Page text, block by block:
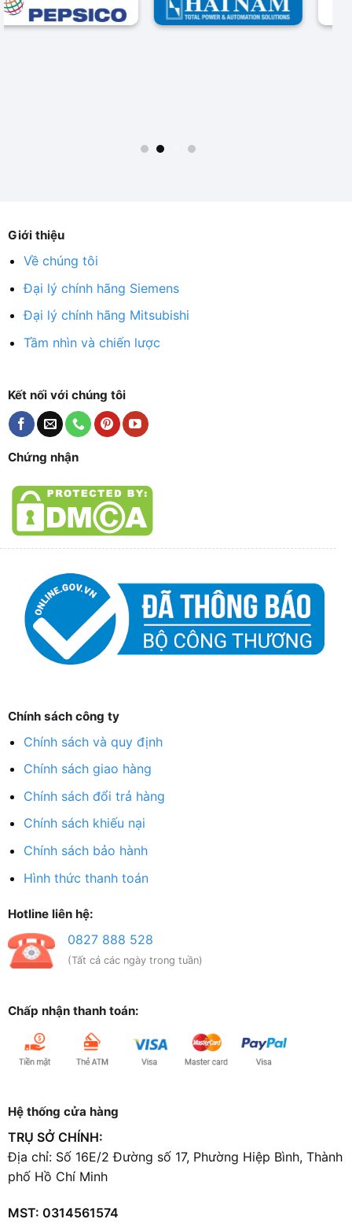
Giới thiệu
Về chúng tôi
Đại lý chính hãng Siemens
Đại lý chính hãng Mitsubishi
Tầm nhìn và chiến lược
Kết nối với chúng tôi
Chứng nhận
Chính sách công ty
Chính sách và quy định
Chính sách giao hàng
Chính sách đổi trả hàng
Chính sách khiếu nại
Chính sách bảo hành
Hình thức thanh toán
Hotline liên hệ:
0827 888 528
(Tất cả các ngày trong tuần)
Chấp nhận thanh toán:
Hệ thống cửa hàng
TRỤ SỞ CHÍNH:
Địa chỉ: Số 16E/2 Đường số 17, Phường Hiệp Bình, Thành
phố Hồ Chí Minh
MST: 0314561574